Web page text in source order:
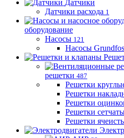
Датчики
Датчики расхода 1
оборудование
Насосы 121
Насосы Grundfos
решетки 487
Решетки
Решетки
Решетки
Решетки
Решетки